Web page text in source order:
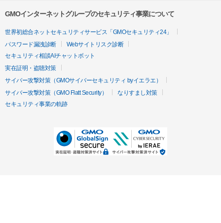
GMOインターネットグループのセキュリティ事業について
世界初総合ネットセキュリティサービス「GMOセキュリティ24」
パスワード漏洩診断
Webサイトリスク診断
セキュリティ相談AIチャットボット
実在証明・盗聴対策
サイバー攻撃対策（GMOサイバーセキュリティ byイエラエ）
サイバー攻撃対策（GMO Flatt Security）
なりすまし対策
セキュリティ事業の軌跡